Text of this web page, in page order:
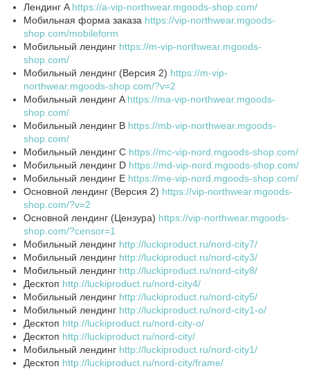
Лендинг A https://a-vip-northwear.mgoods-shop.com/
Мобильная форма заказа https://vip-northwear.mgoods-
shop.com/mobileform
Мобильный лендинг https://m-vip-northwear.mgoods-
shop.com/
Мобильный лендинг (Версия 2) https://m-vip-
northwear.mgoods-shop.com/?v=2
Мобильный лендинг A https://ma-vip-northwear.mgoods-
shop.com/
Мобильный лендинг B https://mb-vip-northwear.mgoods-
shop.com/
Мобильный лендинг C https://mc-vip-nord.mgoods-shop.com/
Мобильный лендинг D https://md-vip-nord.mgoods-shop.com/
Мобильный лендинг E https://me-vip-nord.mgoods-shop.com/
Основной лендинг (Версия 2) https://vip-northwear.mgoods-
shop.com/?v=2
Основной лендинг (Цензура) https://vip-northwear.mgoods-
shop.com/?censor=1
Мобильный лендинг http://luckiproduct.ru/nord-city7/
Мобильный лендинг http://luckiproduct.ru/nord-city3/
Мобильный лендинг http://luckiproduct.ru/nord-city8/
Десктоп http://luckiproduct.ru/nord-city4/
Мобильный лендинг http://luckiproduct.ru/nord-city5/
Мобильный лендинг http://luckiproduct.ru/nord-city1-o/
Десктоп http://luckiproduct.ru/nord-city-o/
Десктоп http://luckiproduct.ru/nord-city/
Мобильный лендинг http://luckiproduct.ru/nord-city1/
Десктоп http://luckiproduct.ru/nord-city/frame/